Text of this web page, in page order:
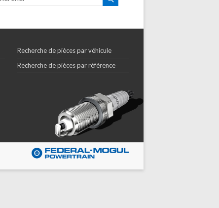
Recherche de pièces par véhicule
Recherche de pièces par référence